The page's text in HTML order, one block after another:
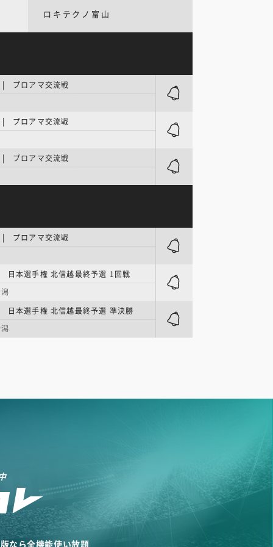
ロキテクノ富山
プロアマ交流戦
プロアマ交流戦
プロアマ交流戦
プロアマ交流戦
本選手権 北信越最終予選 1回戦
本選手権 北信越最終予選 準決勝
なら全機能使い放題